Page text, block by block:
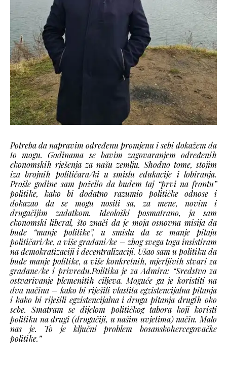
Potreba da napravim određenu promjenu i sebi dokažem da
to mogu. Godinama se bavim zagovaranjem određenih
ekonomskih rješenja za našu zemlju. Shodno tome, stojim
iza brojnih političara/ki u smislu edukacije i lobiranja.
Prošle godine sam poželio da budem taj “prvi na frontu”
politike, kako bi dodatno razumio političke odnose i
dokazao da se mogu nositi sa, za mene, novim i
drugačijim zadatkom. Ideološki posmatrano, ja sam
ekonomski liberal, što znači da je moja osnovna misija da
bude “manje politike”, u smislu da se manje pitaju
političari/ke, a više građani/ke – zbog svega toga insistiram
na demokratizaciji i decentralizaciji. Ušao sam u politiku da
bude manje politike, a više konkretnih, mjerljivih stvari za
građane/ke i privredu.Politika je za Admira: “Sredstvo za
ostvarivanje plemenitih ciljeva. Moguće ga je koristiti na
dva načina – kako bi riješili vlastita egzistencijalna pitanja
i kako bi riješili egzistencijalna i druga pitanja drugih oko
sebe. Smatram se dijelom političkog tabora koji koristi
politiku na drugi (drugačiji, u našim uvjetima) način. Malo
nas je. To je ključni problem bosanskohercegovačke
politike.”